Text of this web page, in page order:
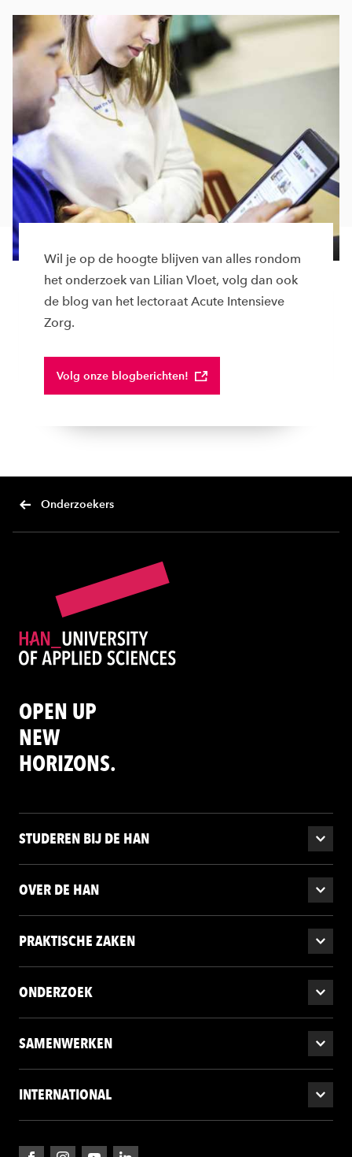
Wil je op de hoogte blijven van alles rondom
het onderzoek van Lilian Vloet, volg dan ook
de blog van het lectoraat Acute Intensieve
Zorg.
Volg onze blogberichten!
Onderzoekers
OPEN UP
NEW
HORIZONS.
STUDEREN BIJ DE HAN
OVER DE HAN
PRAKTISCHE ZAKEN
ONDERZOEK
SAMENWERKEN
INTERNATIONAL